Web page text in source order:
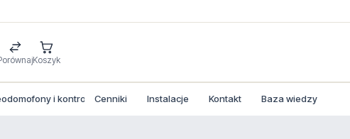
Koszyk
i kontrola dostepu
Cenniki Instalacje Kontakt Baza wiedzy